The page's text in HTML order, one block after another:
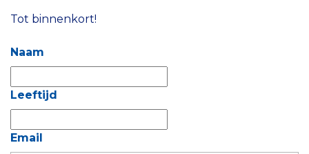
Tot binnenkort!
Naam
Leeftijd
Email